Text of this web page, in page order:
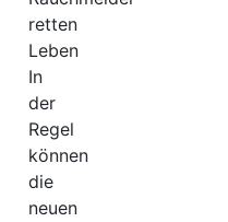
retten
Leben
In
der
Regel
können
die
neuen